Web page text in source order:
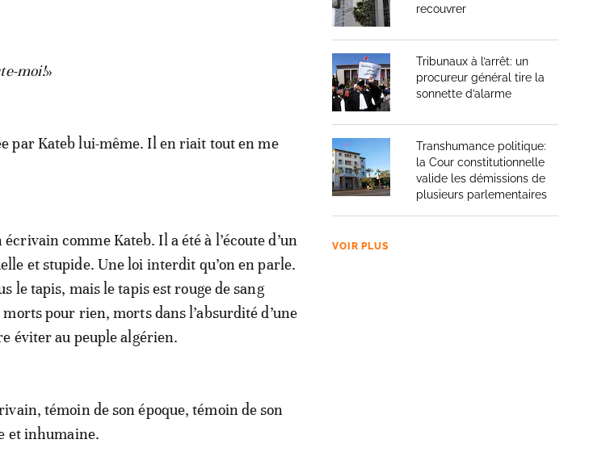
moi!»
par Kateb lui-même. Il en riait tout en me
comme Kateb. Il a été à l’écoute d’un
et stupide. Une loi interdit qu’on en parle.
le tapis, mais le tapis est rouge de sang
pour rien, morts dans l’absurdité d’une
éviter au peuple algérien.
témoin de son époque, témoin de son
et inhumaine.
recouvrer
Tribunaux à l’arrêt: un
procureur général tire la
sonnette d’alarme
Transhumance politique:
la Cour constitutionnelle
valide les démissions de
plusieurs parlementaires
VOIR PLUS